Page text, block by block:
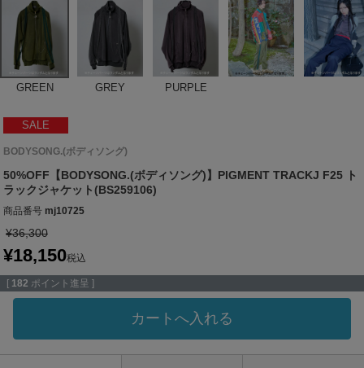
GREEN GREY PURPLE
SALE
BODYSONG.(ボディソング)
50%OFF【BODYSONG.(ボディソング)】PIGMENT TRACKJ F25 ト
ラックジャケット(BS259106)
商品番号 mj10725
¥36,300
¥18,150税込
[ 182 ポイント進呈 ]
カートへ入れる